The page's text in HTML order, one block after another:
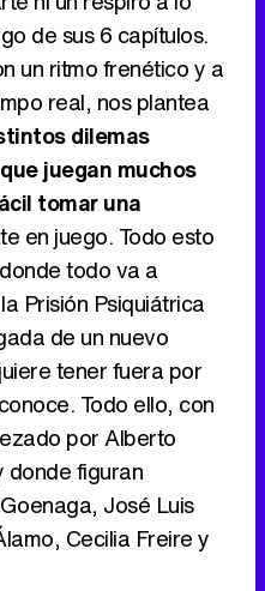
de sus 6 capítulos.
un ritmo frenético y a
real, nos plantea
dilemas
juegan muchos
tomar una
en juego. Todo esto
todo va a
Prisión Psiquiátrica
de un nuevo
tener fuera por
Todo ello, con
por Alberto
donde figuran
José Luis
Cecilia Freire y